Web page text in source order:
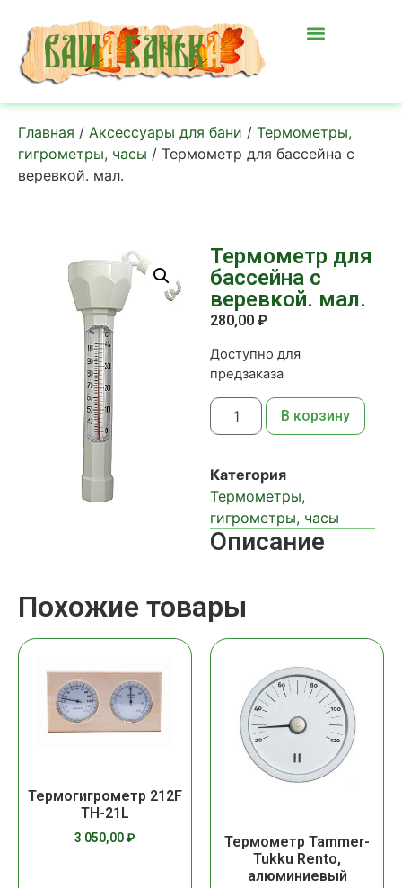
Главная / Аксессуары для бани / Термометры,
гигрометры, часы / Термометр для бассейна с
веревкой. мал.
Термометр для
бассейна с
веревкой. мал.
280,00 ₽
Доступно для
предзаказа
В корзину
Категория
Термометры,
гигрометры, часы
Описание
Похожие товары
Термогигрометр 212F
TH-21L
3 050,00₽
Термометр Tammer-
Tukku Rento,
алюминиевый